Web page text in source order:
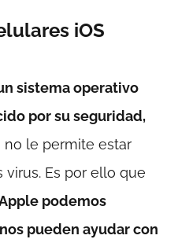
iOS
sistema operativo
por su seguridad,
le permite estar
Es por ello que
podemos
pueden ayudar con